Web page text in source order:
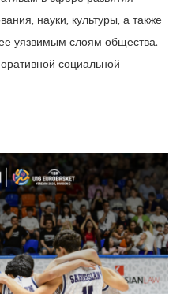
науки, культуры, а также
уязвимым слоям общества.
социальной